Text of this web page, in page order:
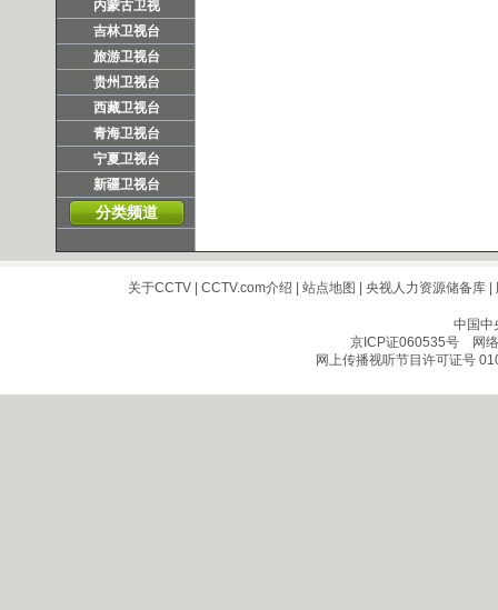
内蒙古卫视
吉林卫视台
旅游卫视台
贵州卫视台
西藏卫视台
青海卫视台
宁夏卫视台
新疆卫视台
分类频道
关于CCTV| CCTV.com介绍 站点地图 央视人力资源储备库|
中国中
京ICP证060535号网络
网上传播视听节目许可证号